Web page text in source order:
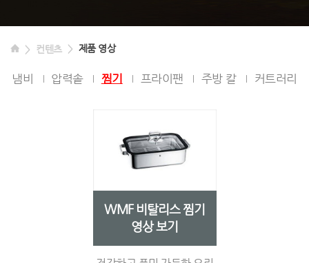
컨텐츠 제품 영상
냄비 압력솥 찜기 프라이팬 주방 칼 커트러리
WMF 비탈리스 찜기
영상 보기